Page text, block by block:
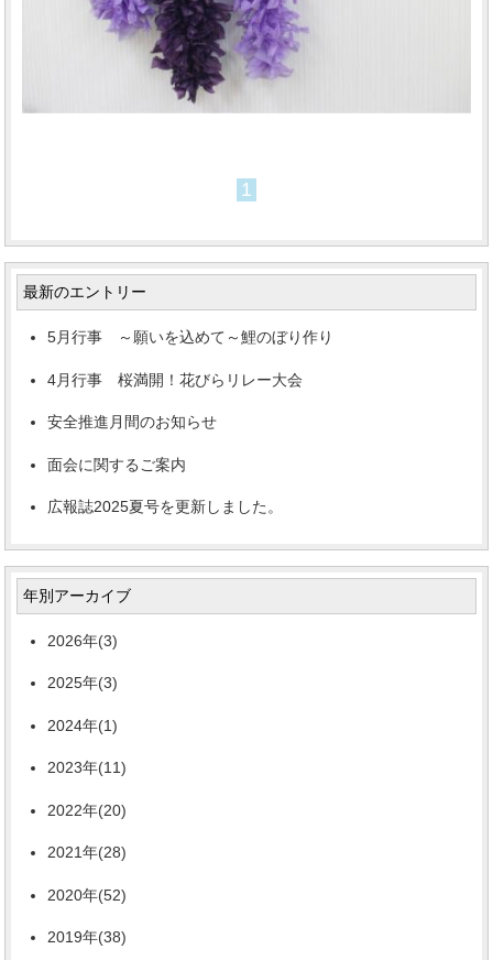
1
最新のエントリー
5月行事 ～願いを込めて～鯉のぼり作り
4月行事 桜満開！花びらリレー大会
安全推進月間のお知らせ
面会に関するご案内
広報誌2025夏号を更新しました。
年別アーカイブ
2026年(3)
2025年(3)
2024年(1)
2023年(11)
2022年(20)
2021年(28)
2020年(52)
2019年(38)